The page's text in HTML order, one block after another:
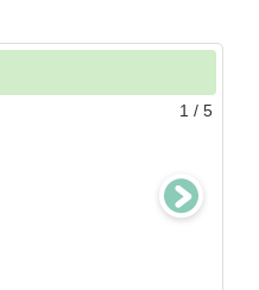
1 / 5